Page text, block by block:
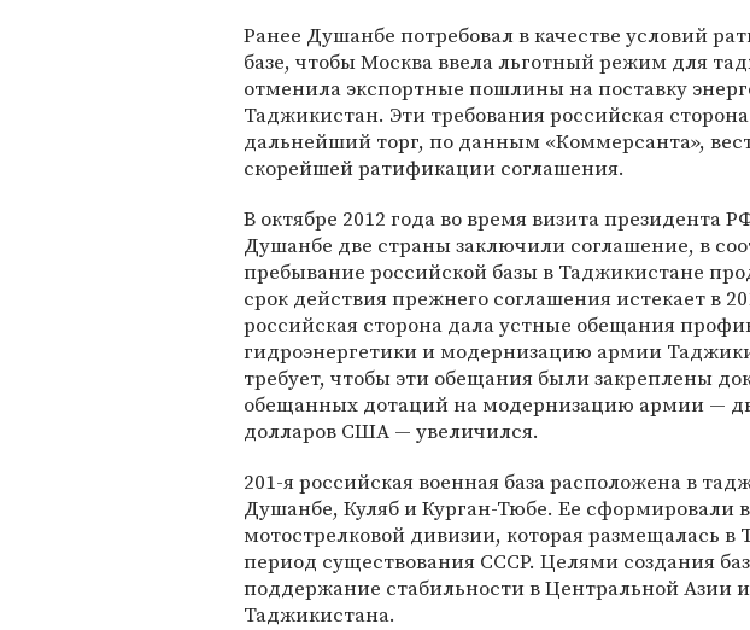
Ранее Душанбе потребовал в качестве условий
базе, чтобы Москва ввела льготный режим для
отменила экспортные пошлины на поставку
Таджикистан. Эти требования российская
дальнейший торг, по данным «Коммерсанта»,
скорейшей ратификации соглашения.
В октябре 2012 года во время визита президента
Душанбе две страны заключили соглашение, в
пребывание российской базы в Таджикистане
срок действия прежнего соглашения истекает в
российская сторона дала устные обещания
гидроэнергетики и модернизацию армии
требует, чтобы эти обещания были закреплены
обещанных дотаций на модернизацию армии —
долларов США — увеличился.
201-я российская военная база расположена в
Душанбе, Куляб и Курган-Тюбе. Ее сформировали в
мотострелковой дивизии, которая размещалась
период существования СССР. Целями создания
поддержание стабильности в Центральной Азии
Таджикистана.